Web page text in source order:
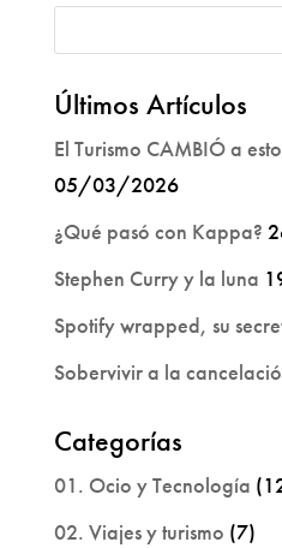
Últimos Artículos
El Turismo CAMBIÓ a
05/03/2026
¿Qué pasó con Kappa?
Stephen Curry y la luna
Spotify wrapped, su
Sobervivir a la
Categorías
01. Ocio y Tecnología
02. Viajes y turismo (7)